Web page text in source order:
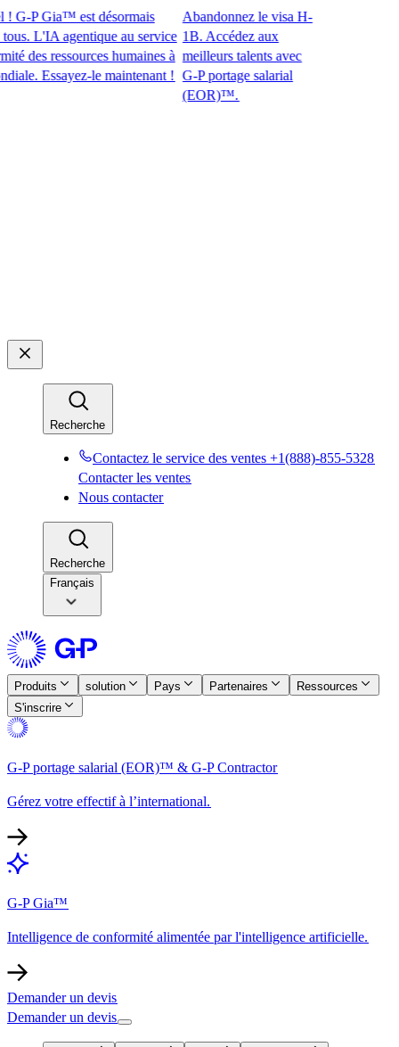
Gia™ est désormais
L'IA agentique au service
ressources humaines à
Essayez-le maintenant !​​
Abandonnez le visa H-
1B. Accédez aux
meilleurs talents avec
G-P portage salarial
(EOR)™.​​
Recherche​​
Contactez le service des ventes +1(888)-855-5328​​
Contacter les ventes​​
Nous contacter​​
Recherche​​
Français
Produits​​ solution​​ Pays​​ Partenaires​​
Ressources​​
S'inscrire​​
G-P portage salarial (EOR)™ & G-P Contractor​​
Gérez votre effectif à l’international.​​
G-P Gia™​​
Intelligence de conformité alimentée par l'intelligence artificielle.​​
Demander un devis​​
Demander un devis​​